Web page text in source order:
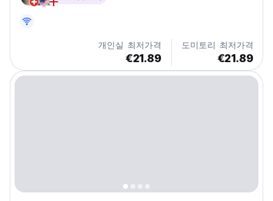
개인실 최저가격
€21.89
도미토리 최저가격
€21.89